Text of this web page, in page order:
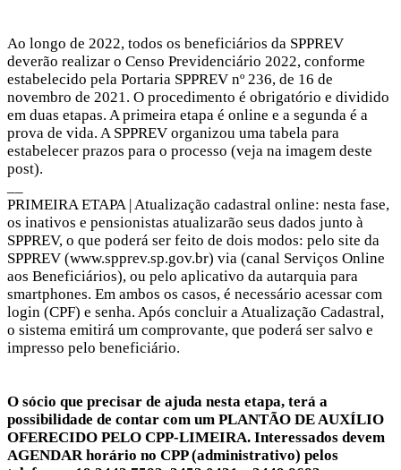
Ao longo de 2022, todos os beneficiários da SPPREV
deverão realizar o Censo Previdenciário 2022, conforme
estabelecido pela Portaria SPPREV nº 236, de 16 de
novembro de 2021. O procedimento é obrigatório e dividido
em duas etapas. A primeira etapa é online e a segunda é a
prova de vida. A SPPREV organizou uma tabela para
estabelecer prazos para o processo (veja na imagem deste
post).
PRIMEIRA ETAPA | Atualização cadastral online: nesta fase,
os inativos e pensionistas atualizarão seus dados junto à
SPPREV, o que poderá ser feito de dois modos: pelo site da
SPPREV (www.spprev.sp.gov.br) via (canal Serviços Online
aos Beneficiários), ou pelo aplicativo da autarquia para
smartphones. Em ambos os casos, é necessário acessar com
login (CPF) e senha. Após concluir a Atualização Cadastral,
o sistema emitirá um comprovante, que poderá ser salvo e
impresso pelo beneficiário.
O sócio que precisar de ajuda nesta etapa, terá a
possibilidade de contar com um PLANTÃO DE AUXÍLIO
OFERECIDO PELO CPP-LIMEIRA. Interessados devem
AGENDAR horário no CPP (administrativo) pelos